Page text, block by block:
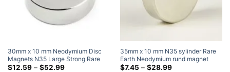
30mm x 10 mm Neodymium Disc
Magnets N35 Large Strong Rare
Earth Sylinder Magnet 30x10mm
$12.59 – $52.99Prisklasse:
35mm x 10 mm N35 sylinder Rare
Earth Neodymium rund magnet
Nikkelbelagt 35x10 mm
$7.45 – $28.99Prisklasse: